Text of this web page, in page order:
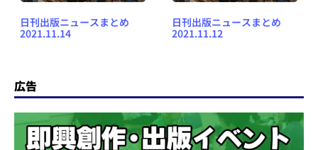
日刊出版ニュースまとめ
2021.11.14
日刊出版ニュースまとめ
2021.11.12
広告